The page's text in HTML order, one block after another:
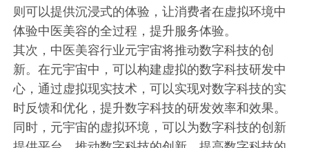
则可以提供沉浸式的体验，让消费者在虚拟环境中
体验中医美容的全过程，提升服务体验。
其次，中医美容行业元宇宙将推动数字科技的创
新。在元宇宙中，可以构建虚拟的数字科技研发中
心，通过虚拟现实技术，可以实现对数字科技的实
时反馈和优化，提升数字科技的研发效率和效果。
同时，元宇宙的虚拟环境，可以为数字科技的创新